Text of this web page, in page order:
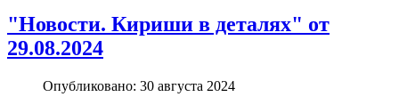
"Новости. Кириши в деталях" от
29.08.2024
Опубликовано: 30 августа 2024